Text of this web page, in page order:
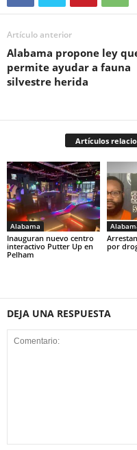
Artículo anterior
Alabama propone ley
permite ayudar a fauna
silvestre herida
Artículos
Alabama
Inauguran nuevo centro
interactivo Putter Up en
Pelham
por
DEJA UNA RESPUESTA